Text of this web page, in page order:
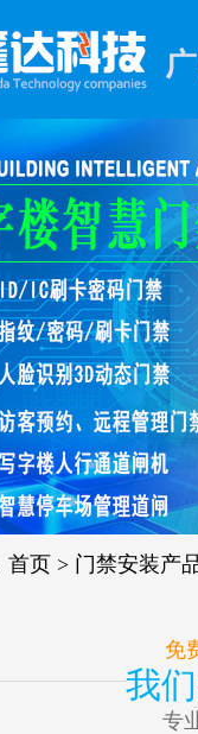
首页> 门禁安装产
免
我
专